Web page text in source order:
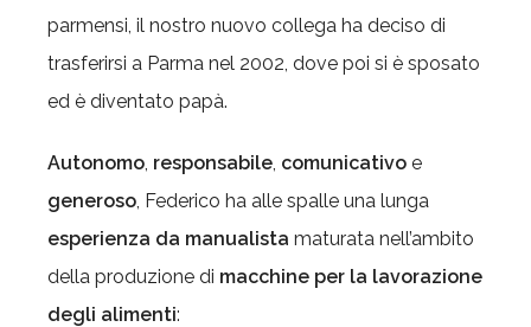
parmensi, il nostro nuovo collega ha deciso di
trasferirsi a Parma nel 2002, dove poi si è sposato
ed è diventato papà.
Autonomo, responsabile, comunicativo e
generoso, Federico ha alle spalle una lunga
esperienza da manualista maturata nell’ambito
della produzione di macchine per la lavorazione
degli alimenti: